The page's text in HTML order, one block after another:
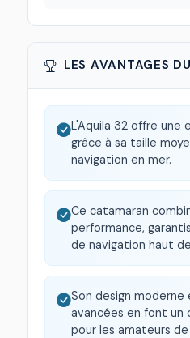
LES AVANTAGES
L'Aquila 32 offre une
grâce à sa taille
navigation en mer.
Ce catamaran
performance,
de navigation haut
Son design
avancées en font un
pour les amateurs de